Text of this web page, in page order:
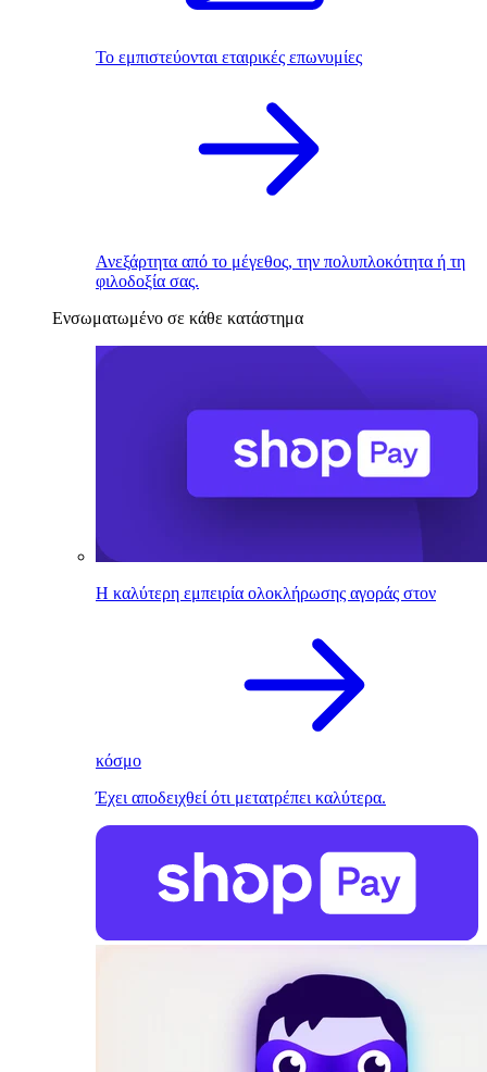
Το εμπιστεύονται εταιρικές επωνυμίες
Ανεξάρτητα από το μέγεθος, την πολυπλοκότητα ή τη
φιλοδοξία σας.
Ενσωματωμένο σε κάθε κατάστημα
Η καλύτερη εμπειρία ολοκλήρωσης αγοράς στον
κόσμο
Έχει αποδειχθεί ότι μετατρέπει καλύτερα.